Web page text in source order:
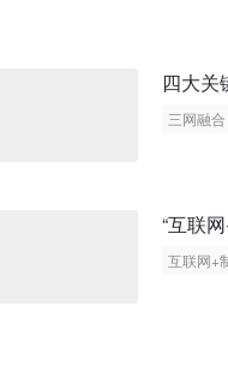
四大关
三网融合
“互联
互联网+